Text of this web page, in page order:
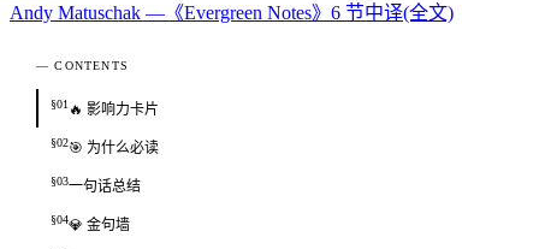
Andy Matuschak —《Evergreen Notes》6 节中译(全文)
— CONTENTS
§01 🔥 影响力卡片
§02🎯 为什么必读
§03一句话总结
§04💎 金句墙